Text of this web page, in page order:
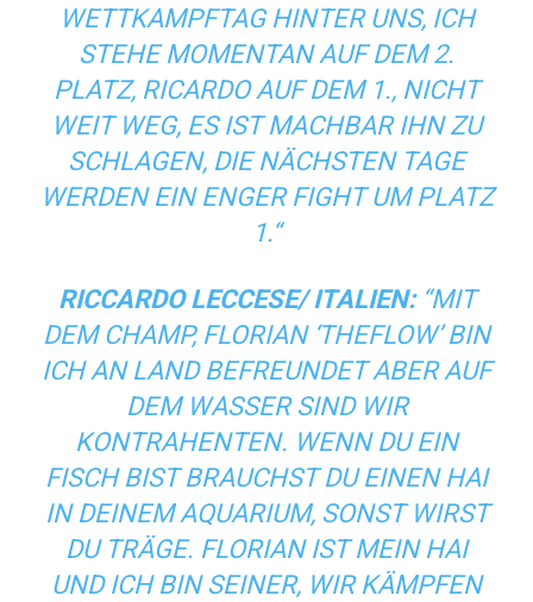
WETTKAMPFTAG HINTER UNS, ICH
STEHE MOMENTAN AUF DEM 2.
PLATZ, RICARDO AUF DEM 1., NICHT
WEIT WEG, ES IST MACHBAR IHN ZU
SCHLAGEN, DIE NÄCHSTEN TAGE
WERDEN EIN ENGER FIGHT UM PLATZ
1.“
RICCARDO LECCESE/ ITALIEN:“MIT
DEM CHAMP, FLORIAN ‘THEFLOW’ BIN
ICH AN LAND BEFREUNDET ABER AUF
DEM WASSER SIND WIR
KONTRAHENTEN. WENN DU EIN
FISCH BIST BRAUCHST DU EINEN HAI
IN DEINEM AQUARIUM, SONST WIRST
DU TRÄGE. FLORIAN IST MEIN HAI
UND ICH BIN SEINER, WIR KÄMPFEN